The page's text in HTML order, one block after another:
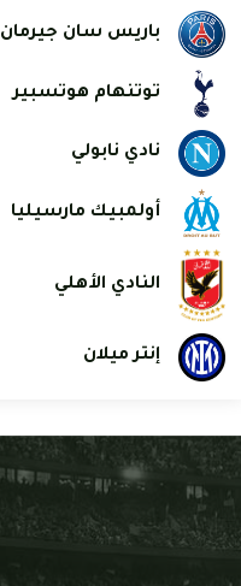
باريس سان جيرمان
توتنهام هوتسبير
نادي نابولي
أولمبيك مارسيليا
النادي الأهلي
إنتر ميلان